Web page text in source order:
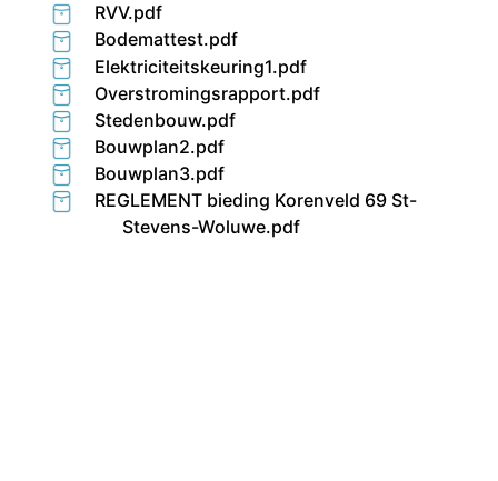
RVV.pdf
Bodemattest.pdf
Elektriciteitskeuring1.pdf
Overstromingsrapport.pdf
Stedenbouw.pdf
Bouwplan2.pdf
Bouwplan3.pdf
REGLEMENT bieding Korenveld 69 St-
Stevens-Woluwe.pdf